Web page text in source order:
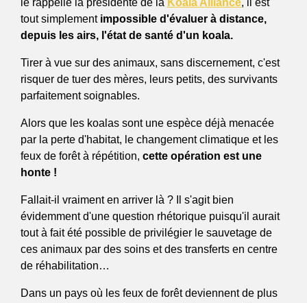
le rappelle la présidente de la Koala Alliance, il est
tout simplement impossible d'évaluer à distance,
depuis les airs, l'état de santé d'un koala.
Tirer à vue sur des animaux, sans discernement, c'est
risquer de tuer des mères, leurs petits, des survivants
parfaitement soignables.
Alors que les koalas sont une espèce déjà menacée
par la perte d'habitat, le changement climatique et les
feux de forêt à répétition, cette opération est une
honte !
Fallait-il vraiment en arriver là ? Il s'agit bien
évidemment d'une question rhétorique puisqu'il aurait
tout à fait été possible de privilégier le sauvetage de
ces animaux par des soins et des transferts en centre
de réhabilitation…
Dans un pays où les feux de forêt deviennent de plus